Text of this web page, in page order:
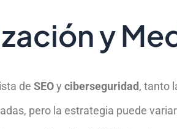
y
de SEOy ciberseguridad, tanto
pero la estrategia puede